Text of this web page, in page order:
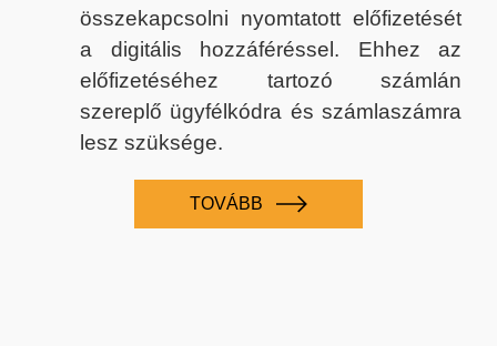
összekapcsolni nyomtatott előfizetését
a digitális hozzáféréssel. Ehhez az
előfizetéséhez tartozó számlán
szereplő ügyfélkódra és számlaszámra
lesz szüksége.
TOVÁBB